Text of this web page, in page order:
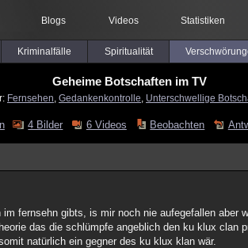
Blogs Videos Statistiken
Kriminalfälle Spiritualität
Geheime Botschaften im TV
Fernsehen Gedankenkontrolle Unterschwellige
4 Bilder 6 Videos Beobachten
fernsehn gibts, is mir noch nie aufegefallen aber
das die schlümpfe angeblich den ku klux clan
natürlich ein gegner des ku klux klan wär.